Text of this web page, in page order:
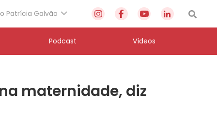
Patrícia Galvão
Podcast Vídeos
maternidade, diz